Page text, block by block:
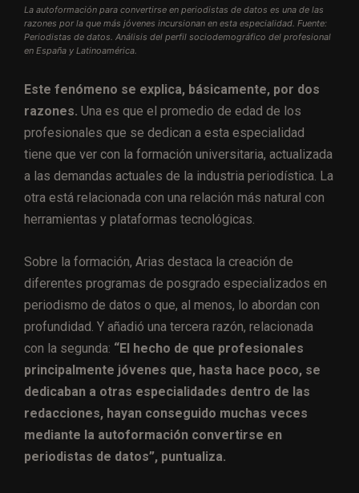
La autoformación para convertirse en periodistas de datos es una de las
razones por la que más jóvenes incursionan en esta especialidad. Fuente:
Periodistas de datos. Análisis del perfil sociodemográfico del profesional
en España y Latinoamérica.
Este fenómeno se explica, básicamente, por dos
razones. Una es que el promedio de edad de los
profesionales que se dedican a esta especialidad
tiene que ver con la formación universitaria, actualizada
a las demandas actuales de la industria periodística. La
otra está relacionada con una relación más natural con
herramientas y plataformas tecnológicas.
Sobre la formación, Arias destaca la creación de
diferentes programas de posgrado especializados en
periodismo de datos o que, al menos, lo abordan con
profundidad. Y añadió una tercera razón, relacionada
con la segunda: “El hecho de que profesionales
principalmente jóvenes que, hasta hace poco, se
dedicaban a otras especialidades dentro de las
redacciones, hayan conseguido muchas veces
mediante la autoformación convertirse en
periodistas de datos”, puntualiza.